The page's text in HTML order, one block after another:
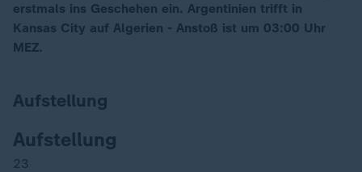
erstmals ins Geschehen ein. Argentinien trifft in
Kansas City auf Algerien - Anstoß ist um 03:00 Uhr
MEZ.
Aufstellung
Aufstellung
23